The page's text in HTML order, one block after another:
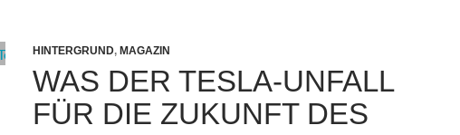
HINTERGRUND, MAGAZIN
WAS DER TESLA-UNFALL
FÜR DIE ZUKUNFT DES